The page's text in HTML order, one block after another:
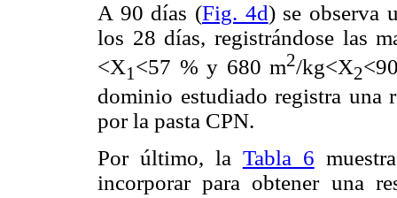
A 90 días (Fig. 4d) se observa
los 28 días, registrándose las
<X1 <57 % y 680 m2/kg<X2
dominio estudiado registra una
por la pasta CPN.
Por último, la Tabla 6
incorporar para obtener una